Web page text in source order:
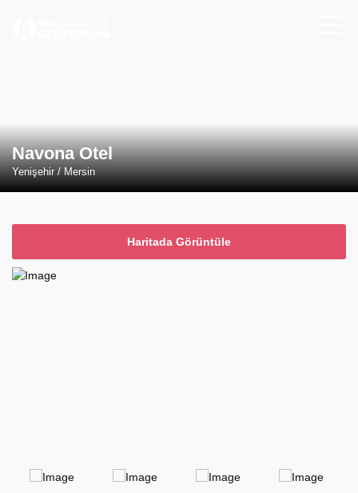
Navona Otel
Yenişehir / Mersin
Haritada Görüntüle